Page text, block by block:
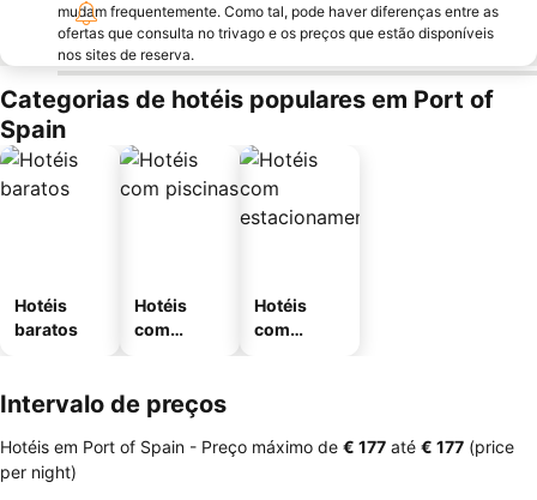
mudam frequentemente. Como tal, pode haver diferenças entre as
ofertas que consulta no trivago e os preços que estão disponíveis
nos sites de reserva.
Categorias de hotéis populares em Port of
Spain
Hotéis
baratos
Hotéis
com
Hotéis
com
Intervalo de preços
Hotéis em Port of Spain - Preço máximo de ‎€ 177 até ‎€ 177 (price
per night)